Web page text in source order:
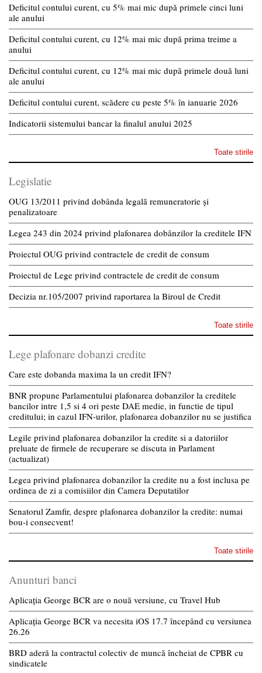
Deficitul contului curent, cu 5% mai mic după primele cinci luni
ale anului
Deficitul contului curent, cu 12% mai mic după prima treime a
anului
Deficitul contului curent, cu 12% mai mic după primele două luni
ale anului
Deficitul contului curent, scădere cu peste 5% în ianuarie 2026
Indicatorii sistemului bancar la finalul anului 2025
Toate stirile
Legislatie
OUG 13/2011 privind dobânda legală remuneratorie și
penalizatoare
Legea 243 din 2024 privind plafonarea dobânzilor la creditele IFN
Proiectul OUG privind contractele de credit de consum
Proiectul de Lege privind contractele de credit de consum
Decizia nr.105/2007 privind raportarea la Biroul de Credit
Toate stirile
Lege plafonare dobanzi credite
Care este dobanda maxima la un credit IFN?
BNR propune Parlamentului plafonarea dobanzilor la creditele
bancilor intre 1,5 si 4 ori peste DAE medie, in functie de tipul
creditului; in cazul IFN-urilor, plafonarea dobanzilor nu se justifica
Legile privind plafonarea dobanzilor la credite si a datoriilor
preluate de firmele de recuperare se discuta in Parlament
(actualizat)
Legea privind plafonarea dobanzilor la credite nu a fost inclusa pe
ordinea de zi a comisiilor din Camera Deputatilor
Senatorul Zamfir, despre plafonarea dobanzilor la credite: numai
bou-i consecvent!
Toate stirile
Anunturi banci
Aplicația George BCR are o nouă versiune, cu Travel Hub
Aplicația George BCR va necesita iOS 17.7 începând cu versiunea
26.26
BRD aderă la contractul colectiv de muncă încheiat de CPBR cu
sindicatele